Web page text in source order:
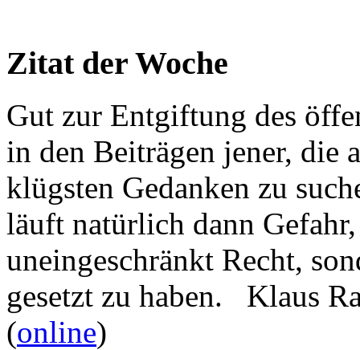
Zitat der Woche
Gut zur Entgiftung des
in den Beiträgen jener, die
klügsten Gedanken zu
läuft natürlich dann
uneingeschränkt Recht,
gesetzt zu haben. Klaus
(online)